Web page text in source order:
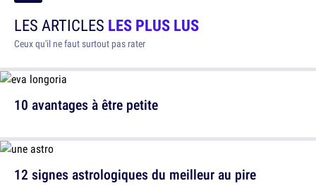
LES ARTICLES LES PLUS LUS
Ceux qu'il ne faut surtout pas rater
10 avantages à être petite
12 signes astrologiques du meilleur au pire